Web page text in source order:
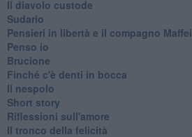
Il diavolo custode
Sudario
Pensieri in libertà e il compagno Maffei
Penso io
Brucione
Finché c'è denti in bocca
Il nespolo
Short story
Riflessioni sull'amore
Il tronco della felicità